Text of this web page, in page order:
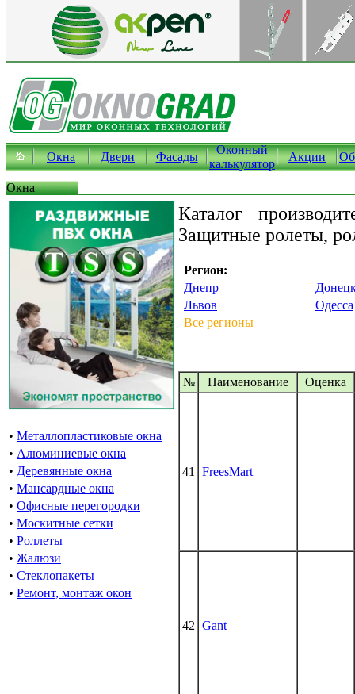
Окна Двери Фасады
Оконный
калькулятор
Акции
Окна
• Металлопластиковые окна
• Алюминиевые окна
• Деревянные окна
• Мансардные окна
• Офисные перегородки
• Москитные сетки
• Роллеты
• Жалюзи
• Стеклопакеты
• Ремонт, монтаж окон
Каталог
Защитные ролеты,
Регион:
Днепр
Львов
Одесса
Все регионы
№ Наименование Oценка
41 FreesMart
42 Gant